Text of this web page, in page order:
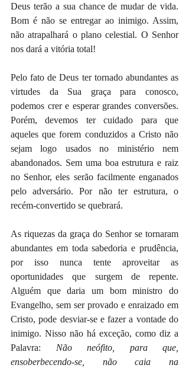
Deus terão a sua chance de mudar de vida.
Bom é não se entregar ao inimigo. Assim,
não atrapalhará o plano celestial. O Senhor
nos dará a vitória total!
Pelo fato de Deus ter tornado abundantes as
virtudes da Sua graça para conosco,
podemos crer e esperar grandes conversões.
Porém, devemos ter cuidado para que
aqueles que forem conduzidos a Cristo não
sejam logo usados no ministério nem
abandonados. Sem uma boa estrutura e raiz
no Senhor, eles serão facilmente enganados
pelo adversário. Por não ter estrutura, o
recém-convertido se quebrará.
As riquezas da graça do Senhor se tornaram
abundantes em toda sabedoria e prudência,
por isso nunca tente aproveitar as
oportunidades que surgem de repente.
Alguém que daria um bom ministro do
Evangelho, sem ser provado e enraizado em
Cristo, pode desviar-se e fazer a vontade do
inimigo. Nisso não há exceção, como diz a
Palavra: Não neófito, para que,
ensoberbecendo-se, não caia na